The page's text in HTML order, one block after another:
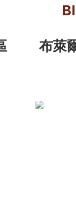
布萊